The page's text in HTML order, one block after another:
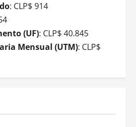
: CLP$ 914
(UF): CLP$ 40.845
Mensual (UTM): CLP$